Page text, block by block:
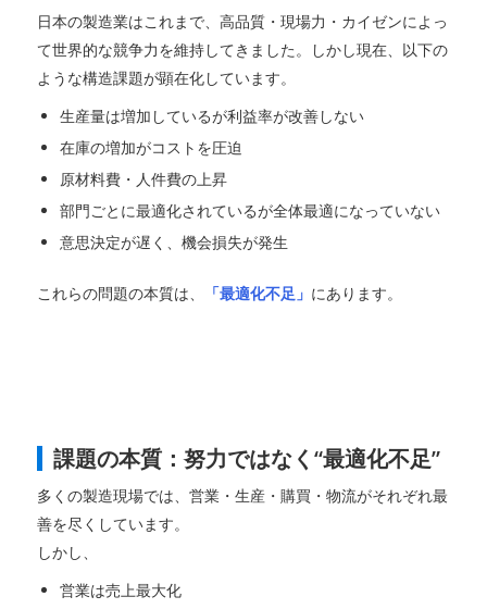
日本の製造業はこれまで、高品質・現場力・カイゼンによっ
て世界的な競争力を維持してきました。しかし現在、以下の
ような構造課題が顕在化しています。
生産量は増加しているが利益率が改善しない
在庫の増加がコストを圧迫
原材料費・人件費の上昇
部門ごとに最適化されているが全体最適になっていない
意思決定が遅く、機会損失が発生
これらの問題の本質は、 「最適化不足」 にあります。
課題の本質：努力ではなく“最適化不足”
多くの製造現場では、営業・生産・購買・物流がそれぞれ最
善を尽くしています。
しかし、
営業は売上最大化